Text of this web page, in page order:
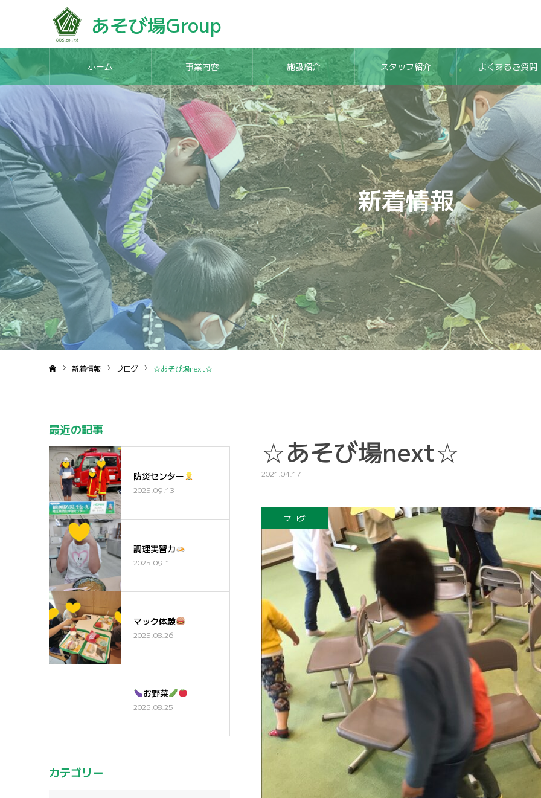
あそび場Group
ホーム 事業内容 施設紹介 スタッフ紹介 よくあるご質問
新着情報
新着情報 ブログ ☆あそび場next☆
☆あそび場next☆
2021.04.17
ブログ
最近の記事
防災センター
2025.09.13
調理実習カ
2025.09.1
マック体験
2025.08.26
お野菜
2025.08.25
カテゴリー